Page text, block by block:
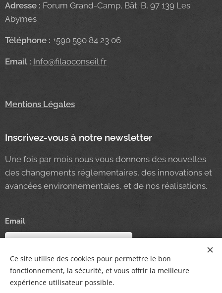
Adresse : Forum Grand-Camp, Bât. B, 97 139 Les
Abymes
Téléphone : +590 590 84 23 06
Email : Info@filaoconseil.fr
Mentions Légales
Inscrivez-vous à notre newsletter
Une fois par mois nous vous donnons des nouvelles
des changements réglementaires, des innovations et
avancées environnementales, et de nos réalisations.
Email
Envoyer
Ce site utilise des cookies pour permettre le bon
fonctionnement, la sécurité, et vous offrir la meilleure
expérience utilisateur possible.